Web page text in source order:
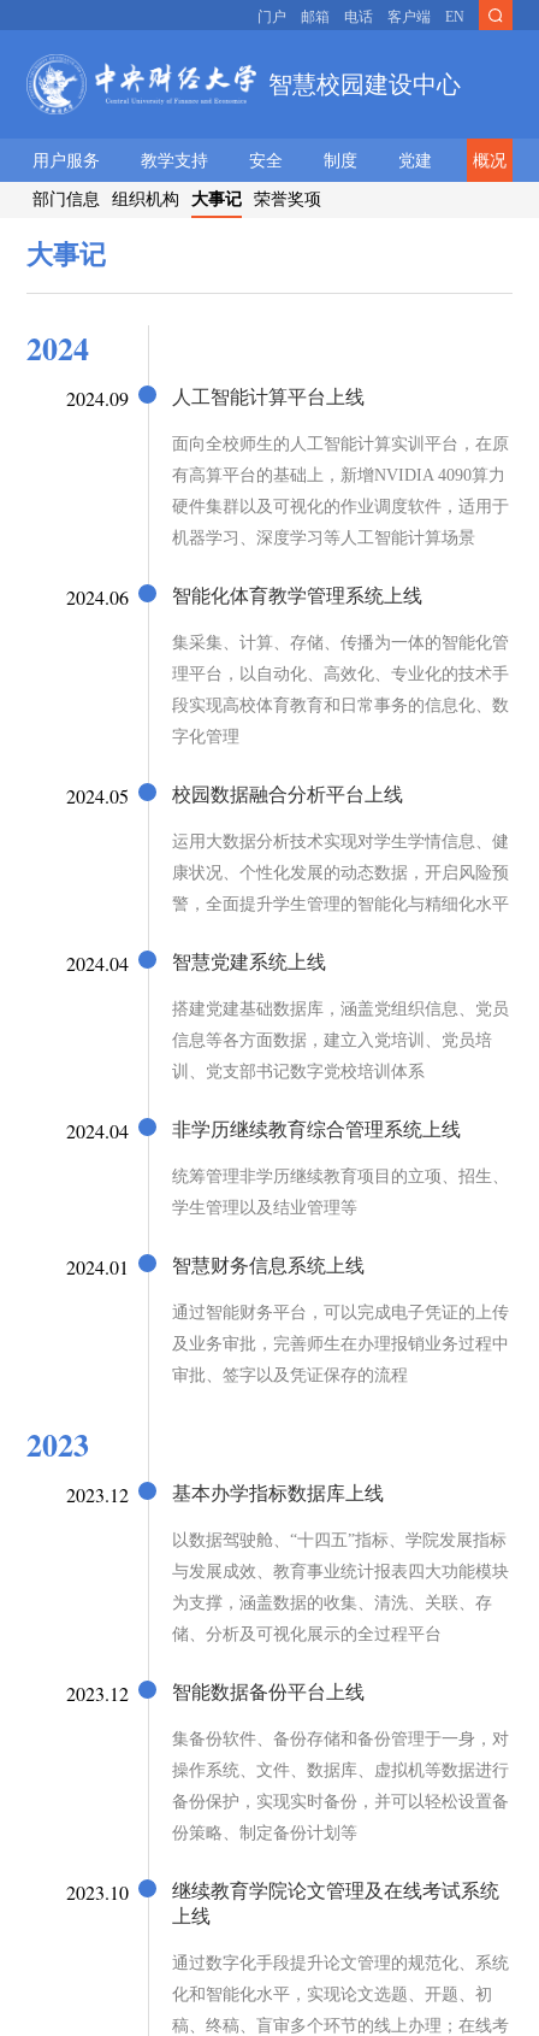
门户 邮箱 电话 客户端 EN
智慧校园建设中心
用户服务 教学支持 安全 制度 党建 概况
部门信息 组织机构 大事记 荣誉奖项
大事记
2024
2024.09 人工智能计算平台上线
面向全校师生的人工智能计算实训平台，在原
有高算平台的基础上，新增NVIDIA 4090算力
硬件集群以及可视化的作业调度软件，适用于
机器学习、深度学习等人工智能计算场景
2024.06 智能化体育教学管理系统上线
集采集、计算、存储、传播为一体的智能化管
理平台，以自动化、高效化、专业化的技术手
段实现高校体育教育和日常事务的信息化、数
字化管理
2024.05 校园数据融合分析平台上线
运用大数据分析技术实现对学生学情信息、健
康状况、个性化发展的动态数据，开启风险预
警，全面提升学生管理的智能化与精细化水平
2024.04 智慧党建系统上线
搭建党建基础数据库，涵盖党组织信息、党员
信息等各方面数据，建立入党培训、党员培
训、党支部书记数字党校培训体系
2024.04 非学历继续教育综合管理系统上线
统筹管理非学历继续教育项目的立项、招生、
学生管理以及结业管理等
2024.01 智慧财务信息系统上线
通过智能财务平台，可以完成电子凭证的上传
及业务审批，完善师生在办理报销业务过程中
审批、签字以及凭证保存的流程
2023
2023.12 基本办学指标数据库上线
以数据驾驶舱、“十四五”指标、学院发展指标
与发展成效、教育事业统计报表四大功能模块
为支撑，涵盖数据的收集、清洗、关联、存
储、分析及可视化展示的全过程平台
2023.12 智能数据备份平台上线
集备份软件、备份存储和备份管理于一身，对
操作系统、文件、数据库、虚拟机等数据进行
备份保护，实现实时备份，并可以轻松设置备
份策略、制定备份计划等
2023.10
继续教育学院论文管理及在线考试系统
上线
通过数字化手段提升论文管理的规范化、系统
化和智能化水平，实现论文选题、开题、初
稿、终稿、盲审多个环节的线上办理；在线考